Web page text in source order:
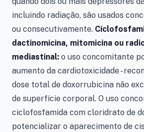
incluindo radiação, são usados
ou consecutivamente.
dactinomicina, mitomicina ou
mediastinal: o uso concomitante
aumento da cardiotoxicidade -
dose total de doxorrubicina não
de superfície corporal. O uso
ciclofosfamida com cloridrato de
potencializar o aparecimento de